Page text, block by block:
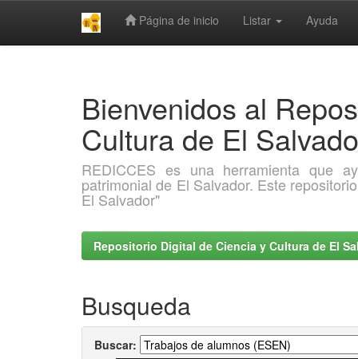
Página de inicio Listar Ayuda
Bienvenidos al
Cultura de El
REDICCES es una herramienta que
patrimonial de El Salvador. Este
El Salvador"
Repositorio Digital de Ciencia y Cultura de El
Busqueda
Buscar: